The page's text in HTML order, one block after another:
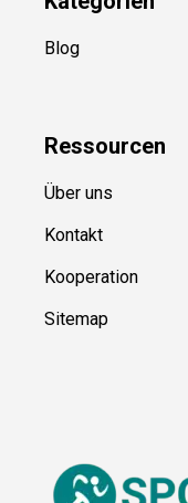
Ressource
Über uns
Kontakt
Kooperation